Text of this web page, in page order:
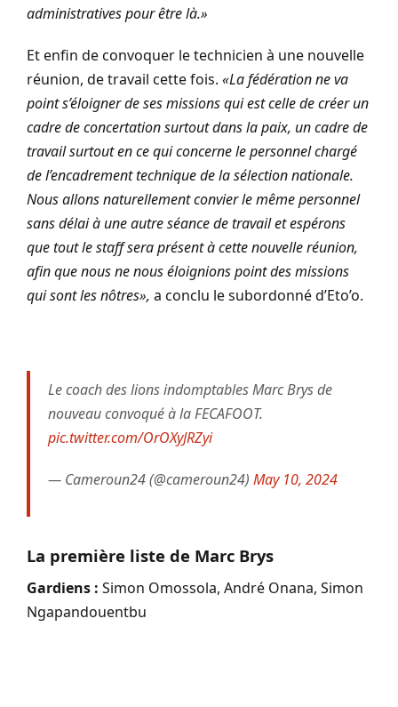
administratives pour être là.»
Et enfin de convoquer le technicien à une nouvelle
réunion, de travail cette fois. «La fédération ne va
point s’éloigner de ses missions qui est celle de créer un
cadre de concertation surtout dans la paix, un cadre de
travail surtout en ce qui concerne le personnel chargé
de l’encadrement technique de la sélection nationale.
Nous allons naturellement convier le même personnel
sans délai à une autre séance de travail et espérons
que tout le staff sera présent à cette nouvelle réunion,
afin que nous ne nous éloignions point des missions
qui sont les nôtres», a conclu le subordonné d’Eto’o.
Le coach des lions indomptables Marc Brys de
nouveau convoqué à la FECAFOOT.
pic.twitter.com/OrOXyJRZyi
— Cameroun24 (@cameroun24) May 10, 2024
La première liste de Marc Brys
Gardiens : Simon Omossola, André Onana, Simon
Ngapandouentbu